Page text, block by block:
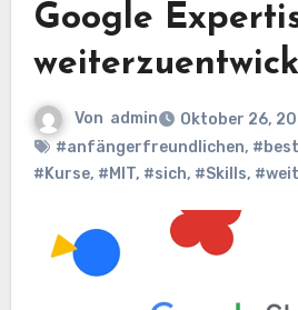
Google
Von admin
Oktober 26,
#anfängerfreundlichen,
#Kurse, #MIT, #sich, #Skills,